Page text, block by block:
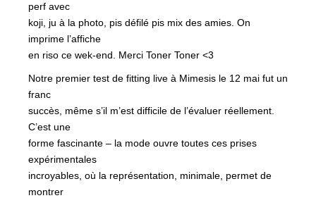
perf avec
koji, ju à la photo, pis défilé pis mix des amies. On
imprime l’affiche
en riso ce wek-end. Merci Toner Toner <3
Notre premier test de fitting live à Mimesis le 12 mai fut un
franc
succès, même s’il m’est difficile de l’évaluer réellement.
C’est une
forme fascinante – la mode ouvre toutes ces prises
expérimentales
incroyables, où la représentation, minimale, permet de
montrer